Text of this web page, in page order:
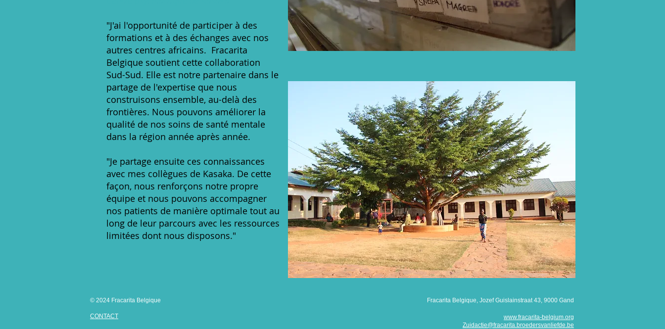
"J'ai l'opportunité de participer à des
formations et à des échanges avec nos
autres centres africains. Fracarita
Belgique soutient cette collaboration
Sud-Sud. Elle est notre partenaire dans le
partage de l'expertise que nous
construisons ensemble, au-delà des
frontières. Nous pouvons améliorer la
qualité de nos soins de santé mentale
dans la région année après année.
"Je partage ensuite ces connaissances
avec mes collègues de Kasaka. De cette
façon, nous renforçons notre propre
équipe et nous pouvons accompagner
nos patients de manière optimale tout au
long de leur parcours avec les ressources
limitées dont nous disposons."
© 2024 Fracarita Belgique
CONTACT
Fracarita Belgique, Jozef Guislainstraat 43, 9000 Gand
www.fracarita-belgium.org
Zuidactie@fracarita.broedersvanliefde.be